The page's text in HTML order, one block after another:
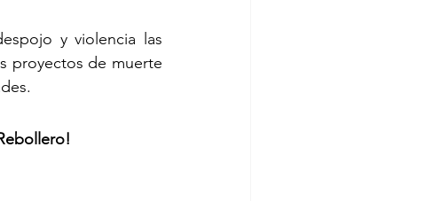
y violencia las
proyectos de muerte